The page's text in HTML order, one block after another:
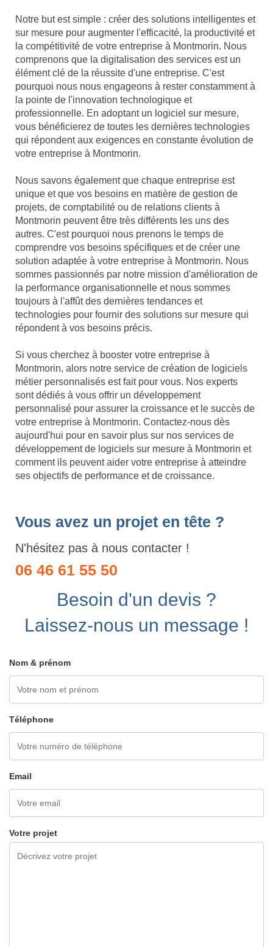
Notre but est simple : créer des solutions intelligentes et
sur mesure pour augmenter l'efficacité, la productivité et
la compétitivité de votre entreprise à Montmorin. Nous
comprenons que la digitalisation des services est un
élément clé de la réussite d'une entreprise. C'est
pourquoi nous nous engageons à rester constamment à
la pointe de l'innovation technologique et
professionnelle. En adoptant un logiciel sur mesure,
vous bénéficierez de toutes les dernières technologies
qui répondent aux exigences en constante évolution de
votre entreprise à Montmorin.
Nous savons également que chaque entreprise est
unique et que vos besoins en matière de gestion de
projets, de comptabilité ou de relations clients à
Montmorin peuvent être très différents les uns des
autres. C'est pourquoi nous prenons le temps de
comprendre vos besoins spécifiques et de créer une
solution adaptée à votre entreprise à Montmorin. Nous
sommes passionnés par notre mission d'amélioration de
la performance organisationnelle et nous sommes
toujours à l'affût des dernières tendances et
technologies pour fournir des solutions sur mesure qui
répondent à vos besoins précis.
Si vous cherchez à booster votre entreprise à
Montmorin, alors notre service de création de logiciels
métier personnalisés est fait pour vous. Nos experts
sont dédiés à vous offrir un développement
personnalisé pour assurer la croissance et le succès de
votre entreprise à Montmorin. Contactez-nous dès
aujourd'hui pour en savoir plus sur nos services de
développement de logiciels sur mesure à Montmorin et
comment ils peuvent aider votre entreprise à atteindre
ses objectifs de performance et de croissance.
Vous avez un projet en tête ?
N'hésitez pas à nous contacter !
06 46 61 55 50
Besoin d'un devis ?
Laissez-nous un message !
Nom & prénom
Téléphone
Email
Votre projet